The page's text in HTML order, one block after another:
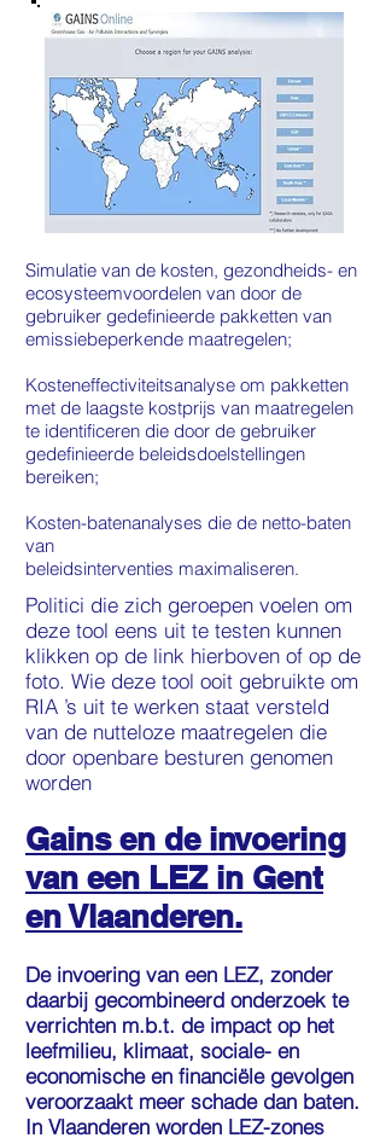
Simulatie van de kosten, gezondheids- en
ecosysteemvoordelen van door de
gebruiker gedefinieerde pakketten van
emissiebeperkende maatregelen;
Kosteneffectiviteitsanalyse om pakketten
met de laagste kostprijs van maatregelen
te identificeren die door de gebruiker
gedefinieerde beleidsdoelstellingen
bereiken;
Kosten-batenanalyses die de netto-baten
van
beleidsinterventies maximaliseren.
Politici die zich geroepen voelen om
deze tool eens uit te testen kunnen
klikken op de link hierboven of op de
foto. Wie deze tool ooit gebruikte om
RIA ’s uit te werken staat versteld
van de nutteloze maatregelen die
door openbare besturen genomen
worden
Gains en de invoering
van een LEZ in Gent
en Vlaanderen.
De invoering van een LEZ, zonder
daarbij gecombineerd onderzoek te
verrichten m.b.t. de impact op het
leefmilieu, klimaat, sociale- en
economische en financiële gevolgen
veroorzaakt meer schade dan baten.
In Vlaanderen worden LEZ-zones